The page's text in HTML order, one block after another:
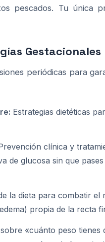
pescados. Tu única
Gestacionales
periódicas para
Estrategias dietéticas
clínica y
de glucosa sin que
la dieta para combatir
propia de la recta
«cuánto peso